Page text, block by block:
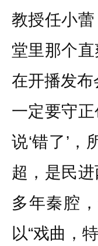
教授任小
堂里那个
在开播发布
一定要守
说‘错了’
超，是民
多年秦腔
以“戏曲，